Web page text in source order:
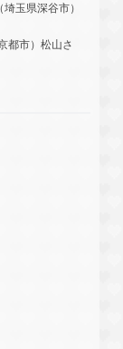
玉県深谷市）
都市）松山さ